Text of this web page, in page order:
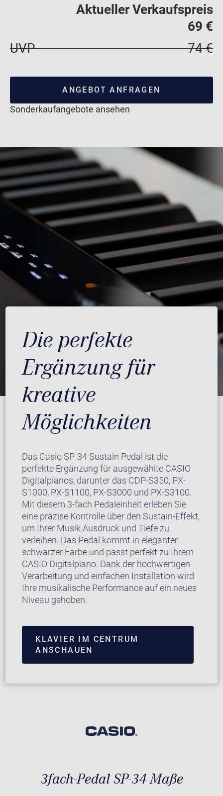
Aktueller Verkaufspreis
69 €
UVP
74 €
ANGEBOT ANFRAGEN
Sonderkaufangebote ansehen
Die perfekte
Ergänzung für
kreative
Möglichkeiten
Das Casio SP-34 Sustain Pedal ist die
perfekte Ergänzung für ausgewählte CASIO
Digitalpianos, darunter das CDP-S350, PX-
S1000, PX-S1100, PX-S3000 und PX-S3100.
Mit diesem 3-fach Pedaleinheit erleben Sie
eine präzise Kontrolle über den Sustain-Effekt,
um Ihrer Musik Ausdruck und Tiefe zu
verleihen. Das Pedal kommt in eleganter
schwarzer Farbe und passt perfekt zu Ihrem
CASIO Digitalpiano. Dank der hochwertigen
Verarbeitung und einfachen Installation wird
Ihre musikalische Performance auf ein neues
Niveau gehoben.
KLAVIER IM CENTRUM
ANSCHAUEN
3fach-Pedal SP-34 Maße